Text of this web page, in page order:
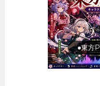
旅行の前